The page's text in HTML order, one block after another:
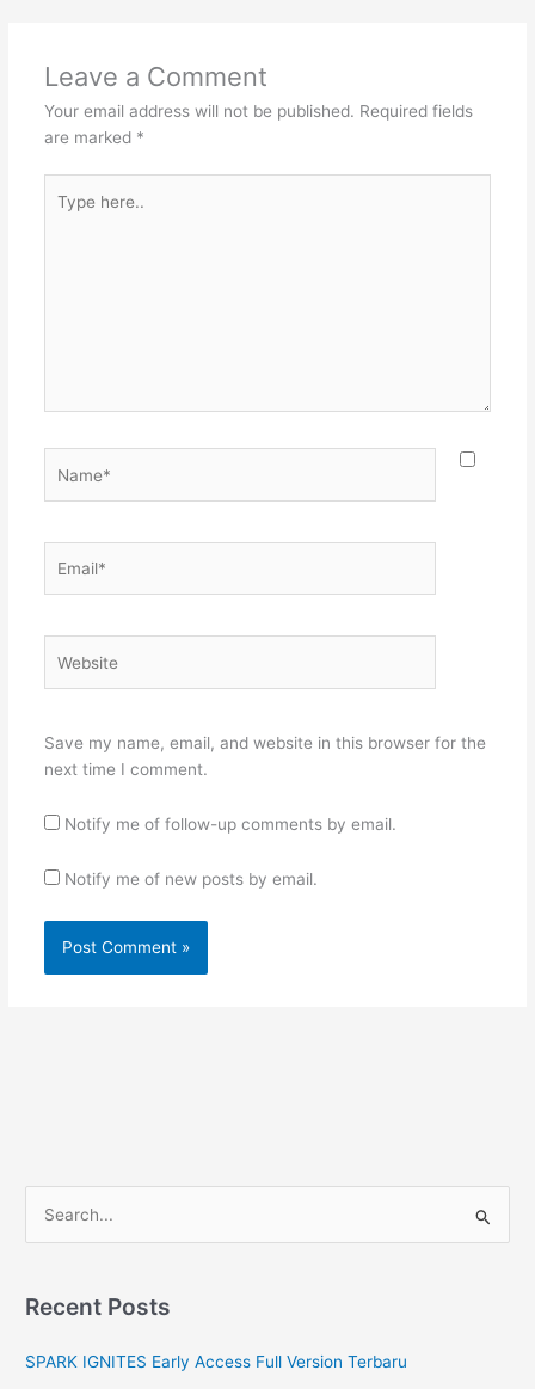
Leave a Comment
Your email address will not be published. Required fields
are marked *
here..
Save my name, email, and website in this browser for the
next time I comment.
Notify me of follow-up comments by email.
Notify me of new posts by email.
r
h
Recent Posts
SPARK IGNITES Early Access Full Version Terbaru